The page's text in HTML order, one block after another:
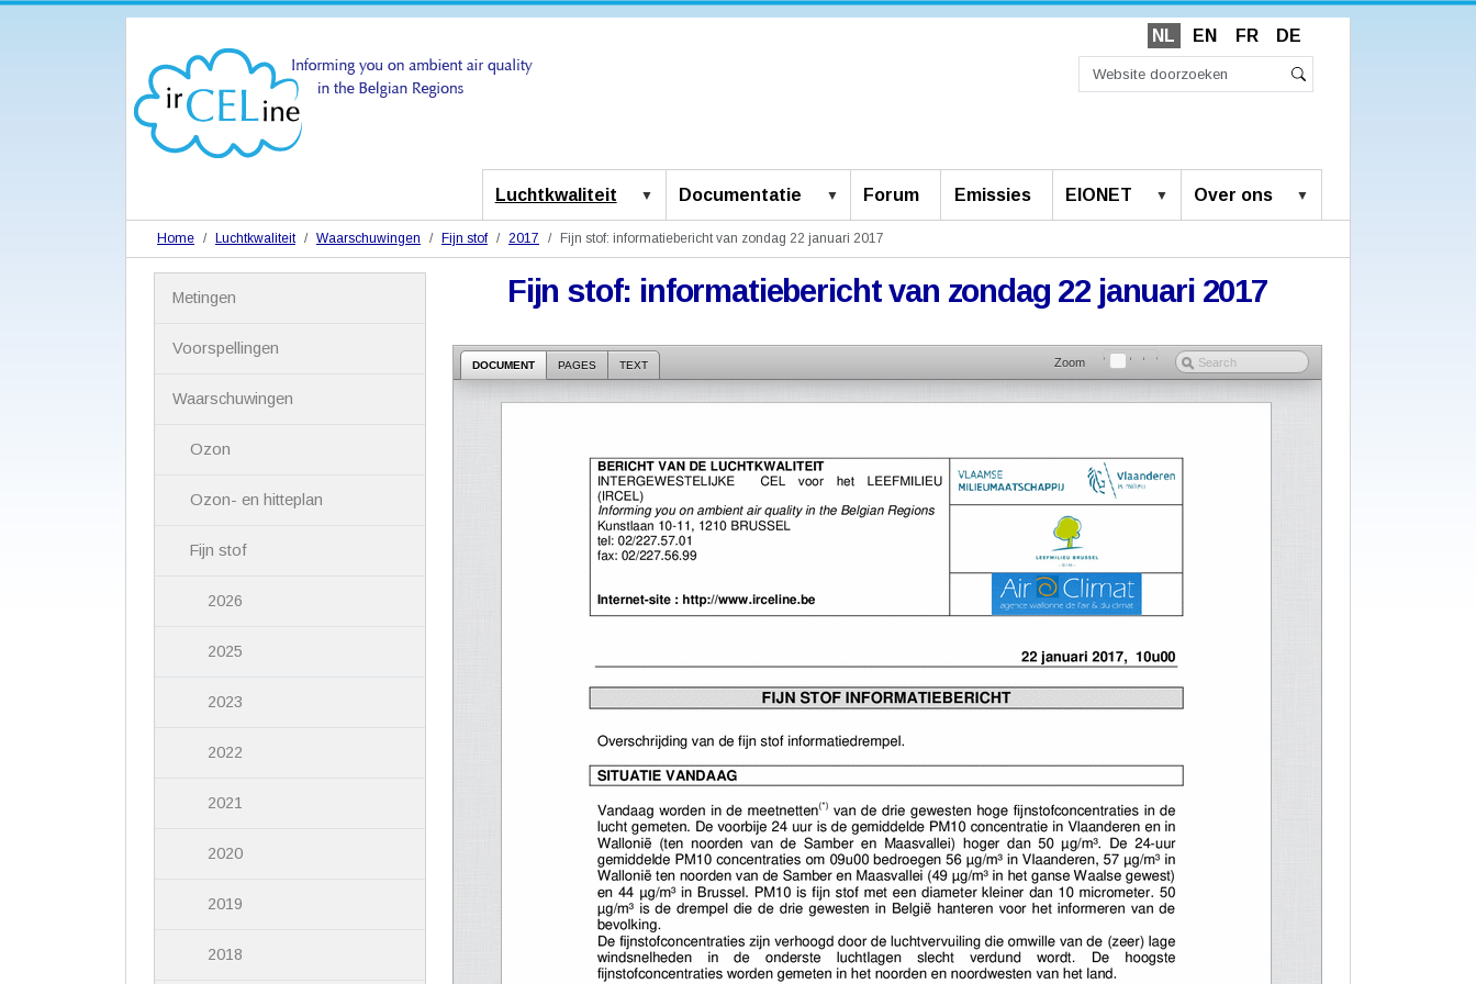
NL EN FR DE
Luchtkwaliteit Documentatie Forum Emissies EIONET Over ons
Home Luchtkwaliteit Waarschuwingen Fijn stof 2017 Fijn stof: informatiebericht van zondag 22 januari 2017
Fijn stof: informatiebericht van zondag 22 januari 2017
DOCUMENT PAGES TEXT Zoom
Metingen
Voorspellingen
Waarschuwingen
Ozon
Ozon- en hitteplan
Fijn stof
2026
2025
2023
2022
2021
2020
2019
2018